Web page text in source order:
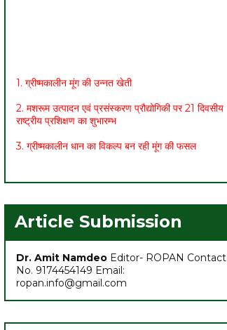
2. मशरूम उत्पादन एवं प्रसंस्करण प्रौद्योगिकी पर 21 दिवसीय
राष्ट्रीय प्रशिक्षण का शुभारम्भ
3. ग्रीष्मकालीन धान का विकल्प बन रही मूंग की फसल
4. छत्तीसगढ़ बजट 2021: कृषि सम्बंधित प्रमुख प्रावधान
5. मासिक कृषि एवं पशुपालन कार्ययोजना (मार्च)
6. अच्छा मुनाफा कमाने के लिए (फरवरी-मार्च) में करें इन 10
सब्जियों की खेती
7. अधिक मुनाफा कमाने हेतु करें- ग्रीष्मकालीन भिण्डी की खेती
Article Submission
Dr. Amit Namdeo Editor- ROPAN Contact
No. 9174454149 Email:
ropan.info@gmail.com